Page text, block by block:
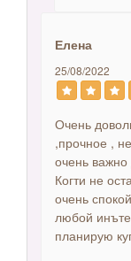
Елена
25/08/2022
Очень
,прочное ,
очень
Когти не
очень
любой
планирую